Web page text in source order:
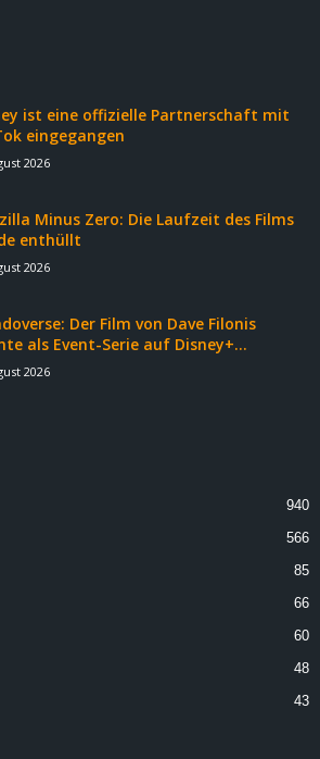
ist eine offizielle Partnerschaft mit
eingegangen
2026
Minus Zero: Die Laufzeit des Films
enthüllt
2026
Der Film von Dave Filonis
als Event-Serie auf Disney+...
2026
940
566
85
66
60
48
43